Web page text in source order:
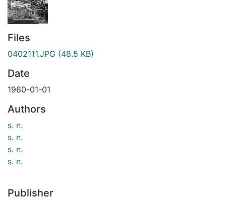
Files
0402111.JPG (48.5 KB)
Date
1960-01-01
Authors
s. n.
s. n.
s. n.
s. n.
Publisher